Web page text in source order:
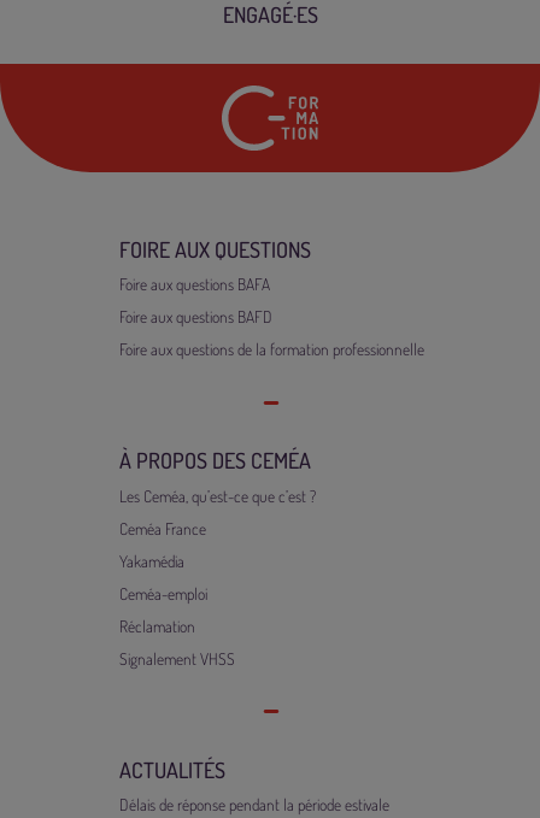
ENGAGÉ·ES
FOIRE AUX QUESTIONS
Foire aux questions BAFA
Foire aux questions BAFD
Foire aux questions de la formation professionnelle
À PROPOS DES CEMÉA
Les Ceméa, qu’est-ce que c’est ?
Ceméa France
Yakamédia
Ceméa-emploi
Réclamation
Signalement VHSS
ACTUALITÉS
Délais de réponse pendant la période estivale